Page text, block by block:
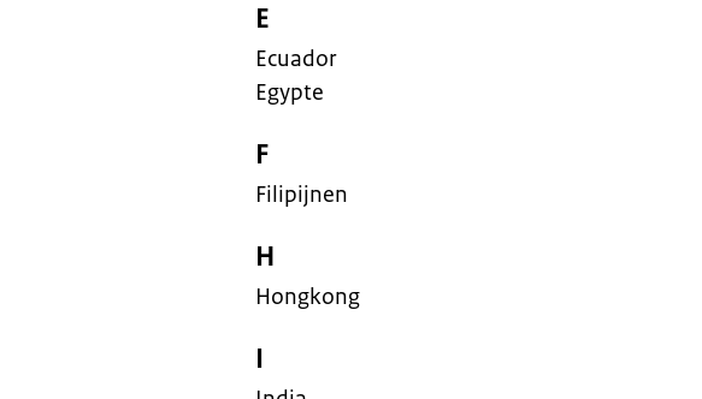
E
Ecuador
Egypte
F
Filipijnen
H
Hongkong
I